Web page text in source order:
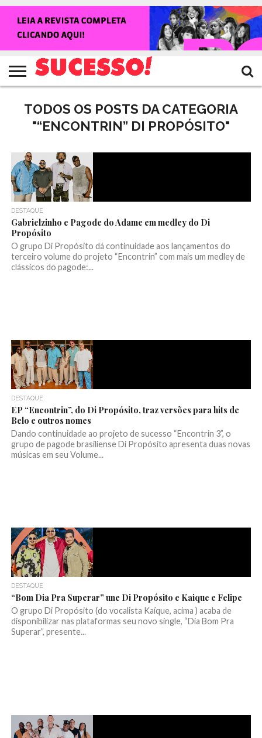
NOTÍCIAS
SHOWS
ENTREVISTAS
CLIQUES
RANKING
CROWLEY
TV
SUCESSO!
REVISTA
SUCESSO!
TODOS OS POSTS DA CATEGORIA
"“ENCONTRIN” DI PROPÓSITO"
DESTAQUE
Gabrielzinho e Pagode do Adame em medley do Di
Propósito
O grupo Di Propósito dá continuidade aos lançamentos do
terceiro volume do projeto “Encontrin” com mais um medley de
clássicos do pagode:...
DESTAQUE
EP “Encontrin”, do Di Propósito, traz versões para hits de
Belo e outros nomes
Dando continuidade ao projeto de sucesso “Encontrin 3”, o
grupo de pagode brasiliense Di Propósito apresenta duas novas
músicas em seu Volume...
DESTAQUE
“Bom Dia Pra Superar” une Di Propósito e Kaique e Felipe
O grupo Di Propósito (do vocalista Kaíque, acima ) acaba de
disponibilizar nas plataformas seu novo single, “Dia Bom Pra
Superar”, presente...